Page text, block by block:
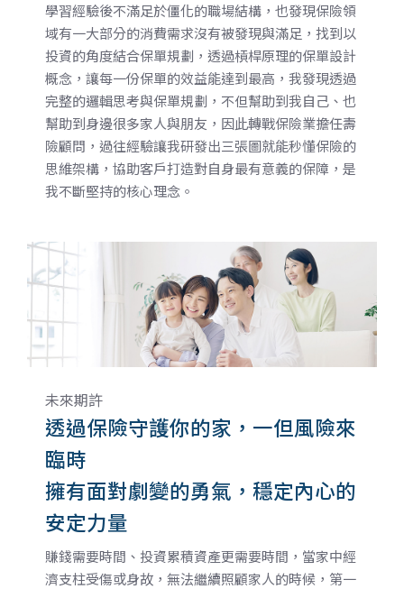
學習經驗後不滿足於僵化的職場結構，也發現保險領
域有一大部分的消費需求沒有被發現與滿足，找到以
投資的角度結合保單規劃，透過槓桿原理的保單設計
概念，讓每一份保單的效益能達到最高，我發現透過
完整的邏輯思考與保單規劃，不但幫助到我自己、也
幫助到身邊很多家人與朋友，因此轉戰保險業擔任壽
險顧問，過往經驗讓我研發出三張圖就能秒懂保險的
思維架構，協助客戶打造對自身最有意義的保障，是
我不斷堅持的核心理念。
未來期許
透過保險守護你的家，一但風險來
臨時
擁有面對劇變的勇氣，穩定內心的
安定力量
賺錢需要時間、投資累積資產更需要時間，當家中經
濟支柱受傷或身故，無法繼續照顧家人的時候，第一